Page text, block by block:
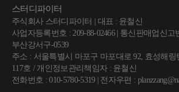
주식회사 스터디파이터 | 대표 : 윤철신
사업자등록번호 : 209-88-02466 | 통신판매업신고
부산강서구-0539
주소 : 서울특별시 마포구 마포대로 92, 효성해
117호 / 개인정보관리책임자 : 윤철신
전화번호 : 010-5780-5319 | 전자우편 :